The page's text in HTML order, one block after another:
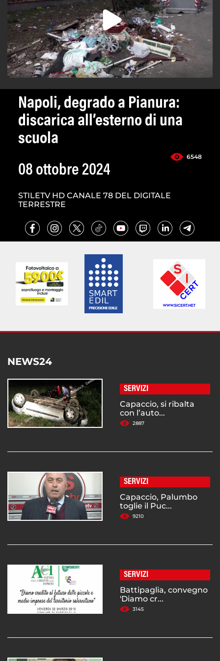
Napoli, degrado a Pianura:
discarica all’esterno di una
scuola
6548
08 ottobre 2024
STILETV HD CANALE 78 DEL DIGITALE
TERRESTRE
NEWS24
SERVIZI
Capaccio, si ribalta
con l’auto...
2887
SERVIZI
Capaccio, Palumbo
toglie il Puc...
9210
SERVIZI
Battipaglia, convegno
'Diamo cr...
3145